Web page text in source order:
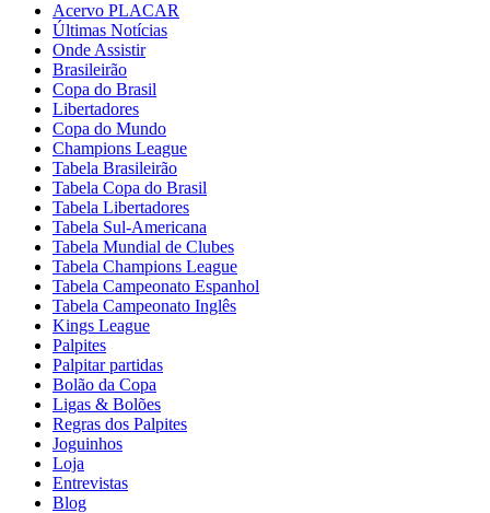
Acervo PLACAR
Últimas Notícias
Onde Assistir
Brasileirão
Copa do Brasil
Libertadores
Copa do Mundo
Champions League
Tabela Brasileirão
Tabela Copa do Brasil
Tabela Libertadores
Tabela Sul-Americana
Tabela Mundial de Clubes
Tabela Champions League
Tabela Campeonato Espanhol
Tabela Campeonato Inglês
Kings League
Palpites
Palpitar partidas
Bolão da Copa
Ligas & Bolões
Regras dos Palpites
Joguinhos
Loja
Entrevistas
Blog